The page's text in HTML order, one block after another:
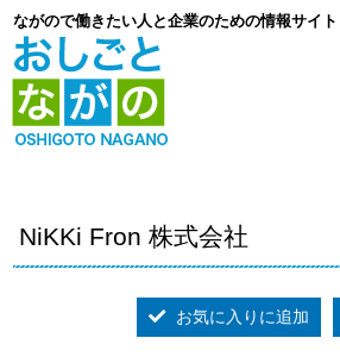
ながので働きたい人と企業のための情報サイ
NiKKi Fron 株式会社
お気に入りに追加